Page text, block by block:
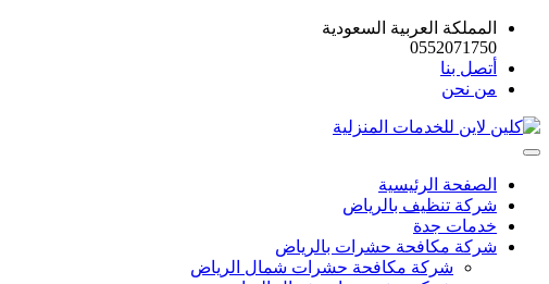
المملكة العربية السعودية
0552071750
أتصل بنا
من نحن
الصفحة الرئيسية
شركة تنظيف بالرياض
خدمات جدة
شركة مكافحة حشرات بالرياض
شركة مكافحة حشرات شمال الرياض